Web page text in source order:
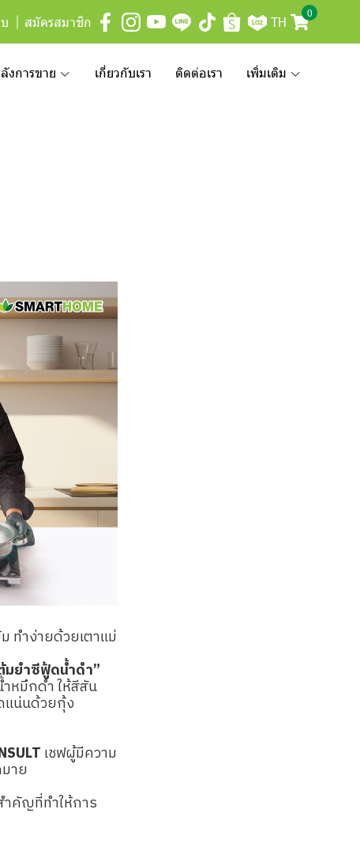
สมัครสมาชิก TH
0
งการขาย เกี่ยวกับเรา ติดต่อเรา เพิ่มเติม
ทำง่ายด้วยเตาแม่
มยำซีฟู้ดน้ำดำ”
หมึกดำ ให้สีสัน
แน่นด้วยกุ้ง
เชฟผู้มีความ
าย
คัญที่ทำให้การ